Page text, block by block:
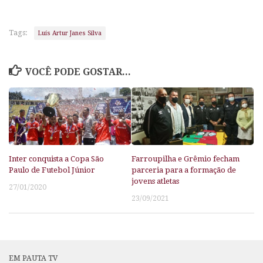
Tags: Luís Artur Janes Silva
VOCÊ PODE GOSTAR...
Inter conquista a Copa São
Paulo de Futebol Júnior
27/01/2020
Farroupilha e Grêmio fecham
parceria para a formação de
jovens atletas
23/09/2021
EM PAUTA TV